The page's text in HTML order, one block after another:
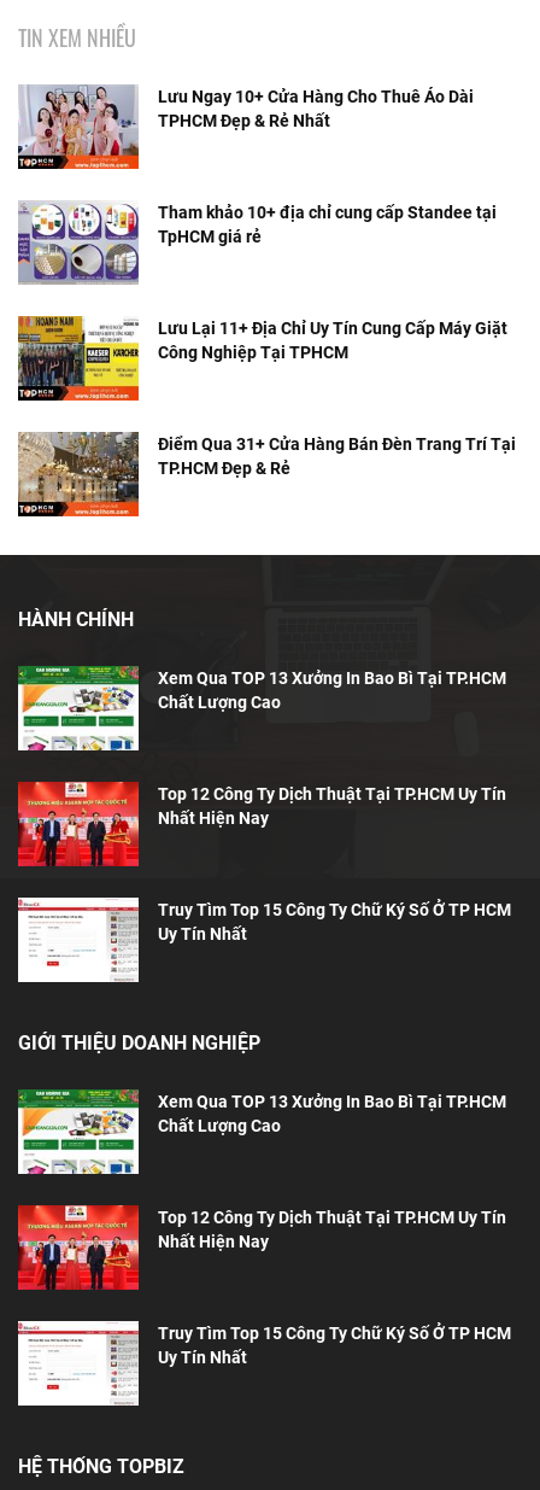
TIN XEM NHIỀU
Lưu Ngay 10+ Cửa Hàng Cho Thuê Áo Dài
TPHCM Đẹp & Rẻ Nhất
Tham khảo 10+ địa chỉ cung cấp Standee tại
TpHCM giá rẻ
Lưu Lại 11+ Địa Chỉ Uy Tín Cung Cấp Máy Giặt
Công Nghiệp Tại TPHCM
Điểm Qua 31+ Cửa Hàng Bán Đèn Trang Trí Tại
TP.HCM Đẹp & Rẻ
HÀNH CHÍNH
Xem Qua TOP 13 Xưởng In Bao Bì Tại TP.HCM
Chất Lượng Cao
Top 12 Công Ty Dịch Thuật Tại TP.HCM Uy Tín
Nhất Hiện Nay
Truy Tìm Top 15 Công Ty Chữ Ký Số Ở TP HCM
Uy Tín Nhất
GIỚI THIỆU DOANH NGHIỆP
Xem Qua TOP 13 Xưởng In Bao Bì Tại TP.HCM
Chất Lượng Cao
Top 12 Công Ty Dịch Thuật Tại TP.HCM Uy Tín
Nhất Hiện Nay
Truy Tìm Top 15 Công Ty Chữ Ký Số Ở TP HCM
Uy Tín Nhất
HỆ THỐNG TOPBIZ